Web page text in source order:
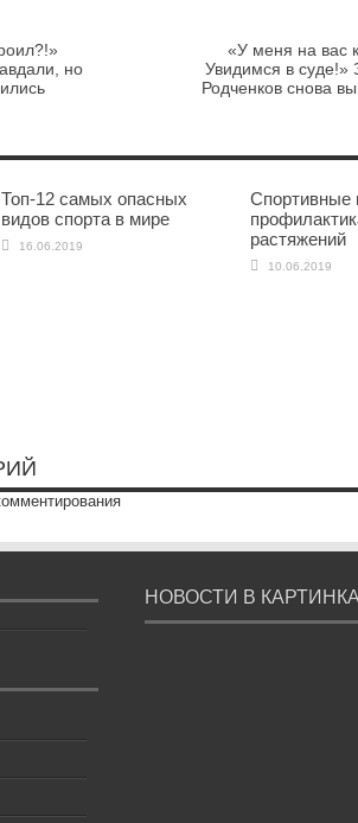
но
«У меня на вас
Увидимся в суде!»
Родченков снова
Топ-12 самых опасных
видов спорта в мире
16.06.2019
Спортивные
растяжений
10.06.2019
НОВОСТИ В